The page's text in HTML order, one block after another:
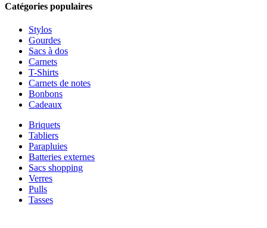
Catégories populaires
Stylos
Gourdes
Sacs à dos
Carnets
T-Shirts
Carnets de notes
Bonbons
Cadeaux
Briquets
Tabliers
Parapluies
Batteries externes
Sacs shopping
Verres
Pulls
Tasses